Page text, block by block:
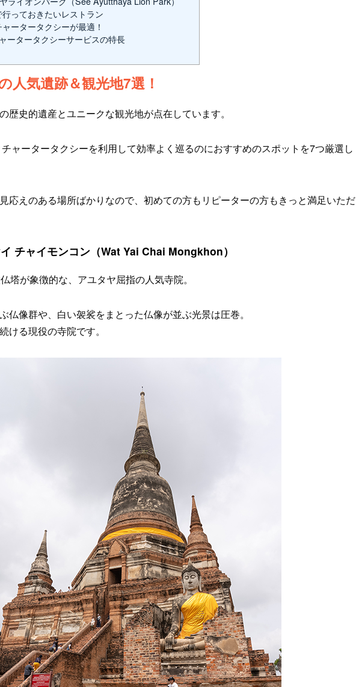
っておきたいレストラン
ータータクシーが最適！
ータータクシーサービスの特長
人気遺跡＆観光地7選！
歴史的遺産とユニークな観光地が点在しています。
ャータータクシーを利用して効率よく巡るのにおすすめのスポットを7つ厳選し
応えのある場所ばかりなので、初めての方もリピーターの方もきっと満足いただ
チャイモンコン（Wat Yai Chai Mongkhon）
塔が象徴的な、アユタヤ屈指の人気寺院。
仏像群や、白い袈裟をまとった仏像が並ぶ光景は圧巻。
ける現役の寺院です。